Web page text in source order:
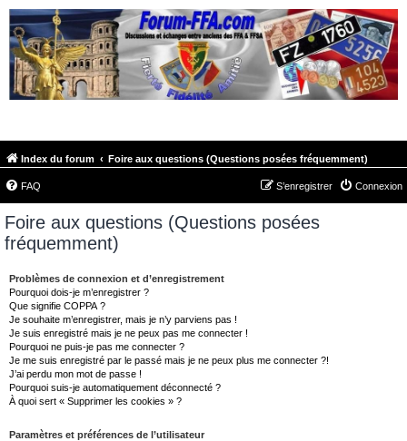
Index du forum Foire aux questions (Questions posées fréquemment)
FAQ Connexion
S’enregistrer
Foire aux questions (Questions posées
fréquemment)
Problèmes de connexion et d’enregistrement
Pourquoi dois-je m’enregistrer ?
Que signifie COPPA ?
Je souhaite m’enregistrer, mais je n’y parviens pas !
Je suis enregistré mais je ne peux pas me connecter !
Pourquoi ne puis-je pas me connecter ?
Je me suis enregistré par le passé mais je ne peux plus me connecter ?!
J’ai perdu mon mot de passe !
Pourquoi suis-je automatiquement déconnecté ?
À quoi sert « Supprimer les cookies » ?
Paramètres et préférences de l’utilisateur